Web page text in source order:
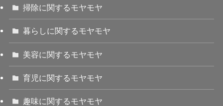
掃除に関するモヤモヤ
暮らしに関するモヤモヤ
美容に関するモヤモヤ
育児に関するモヤモヤ
趣味に関するモヤモヤ